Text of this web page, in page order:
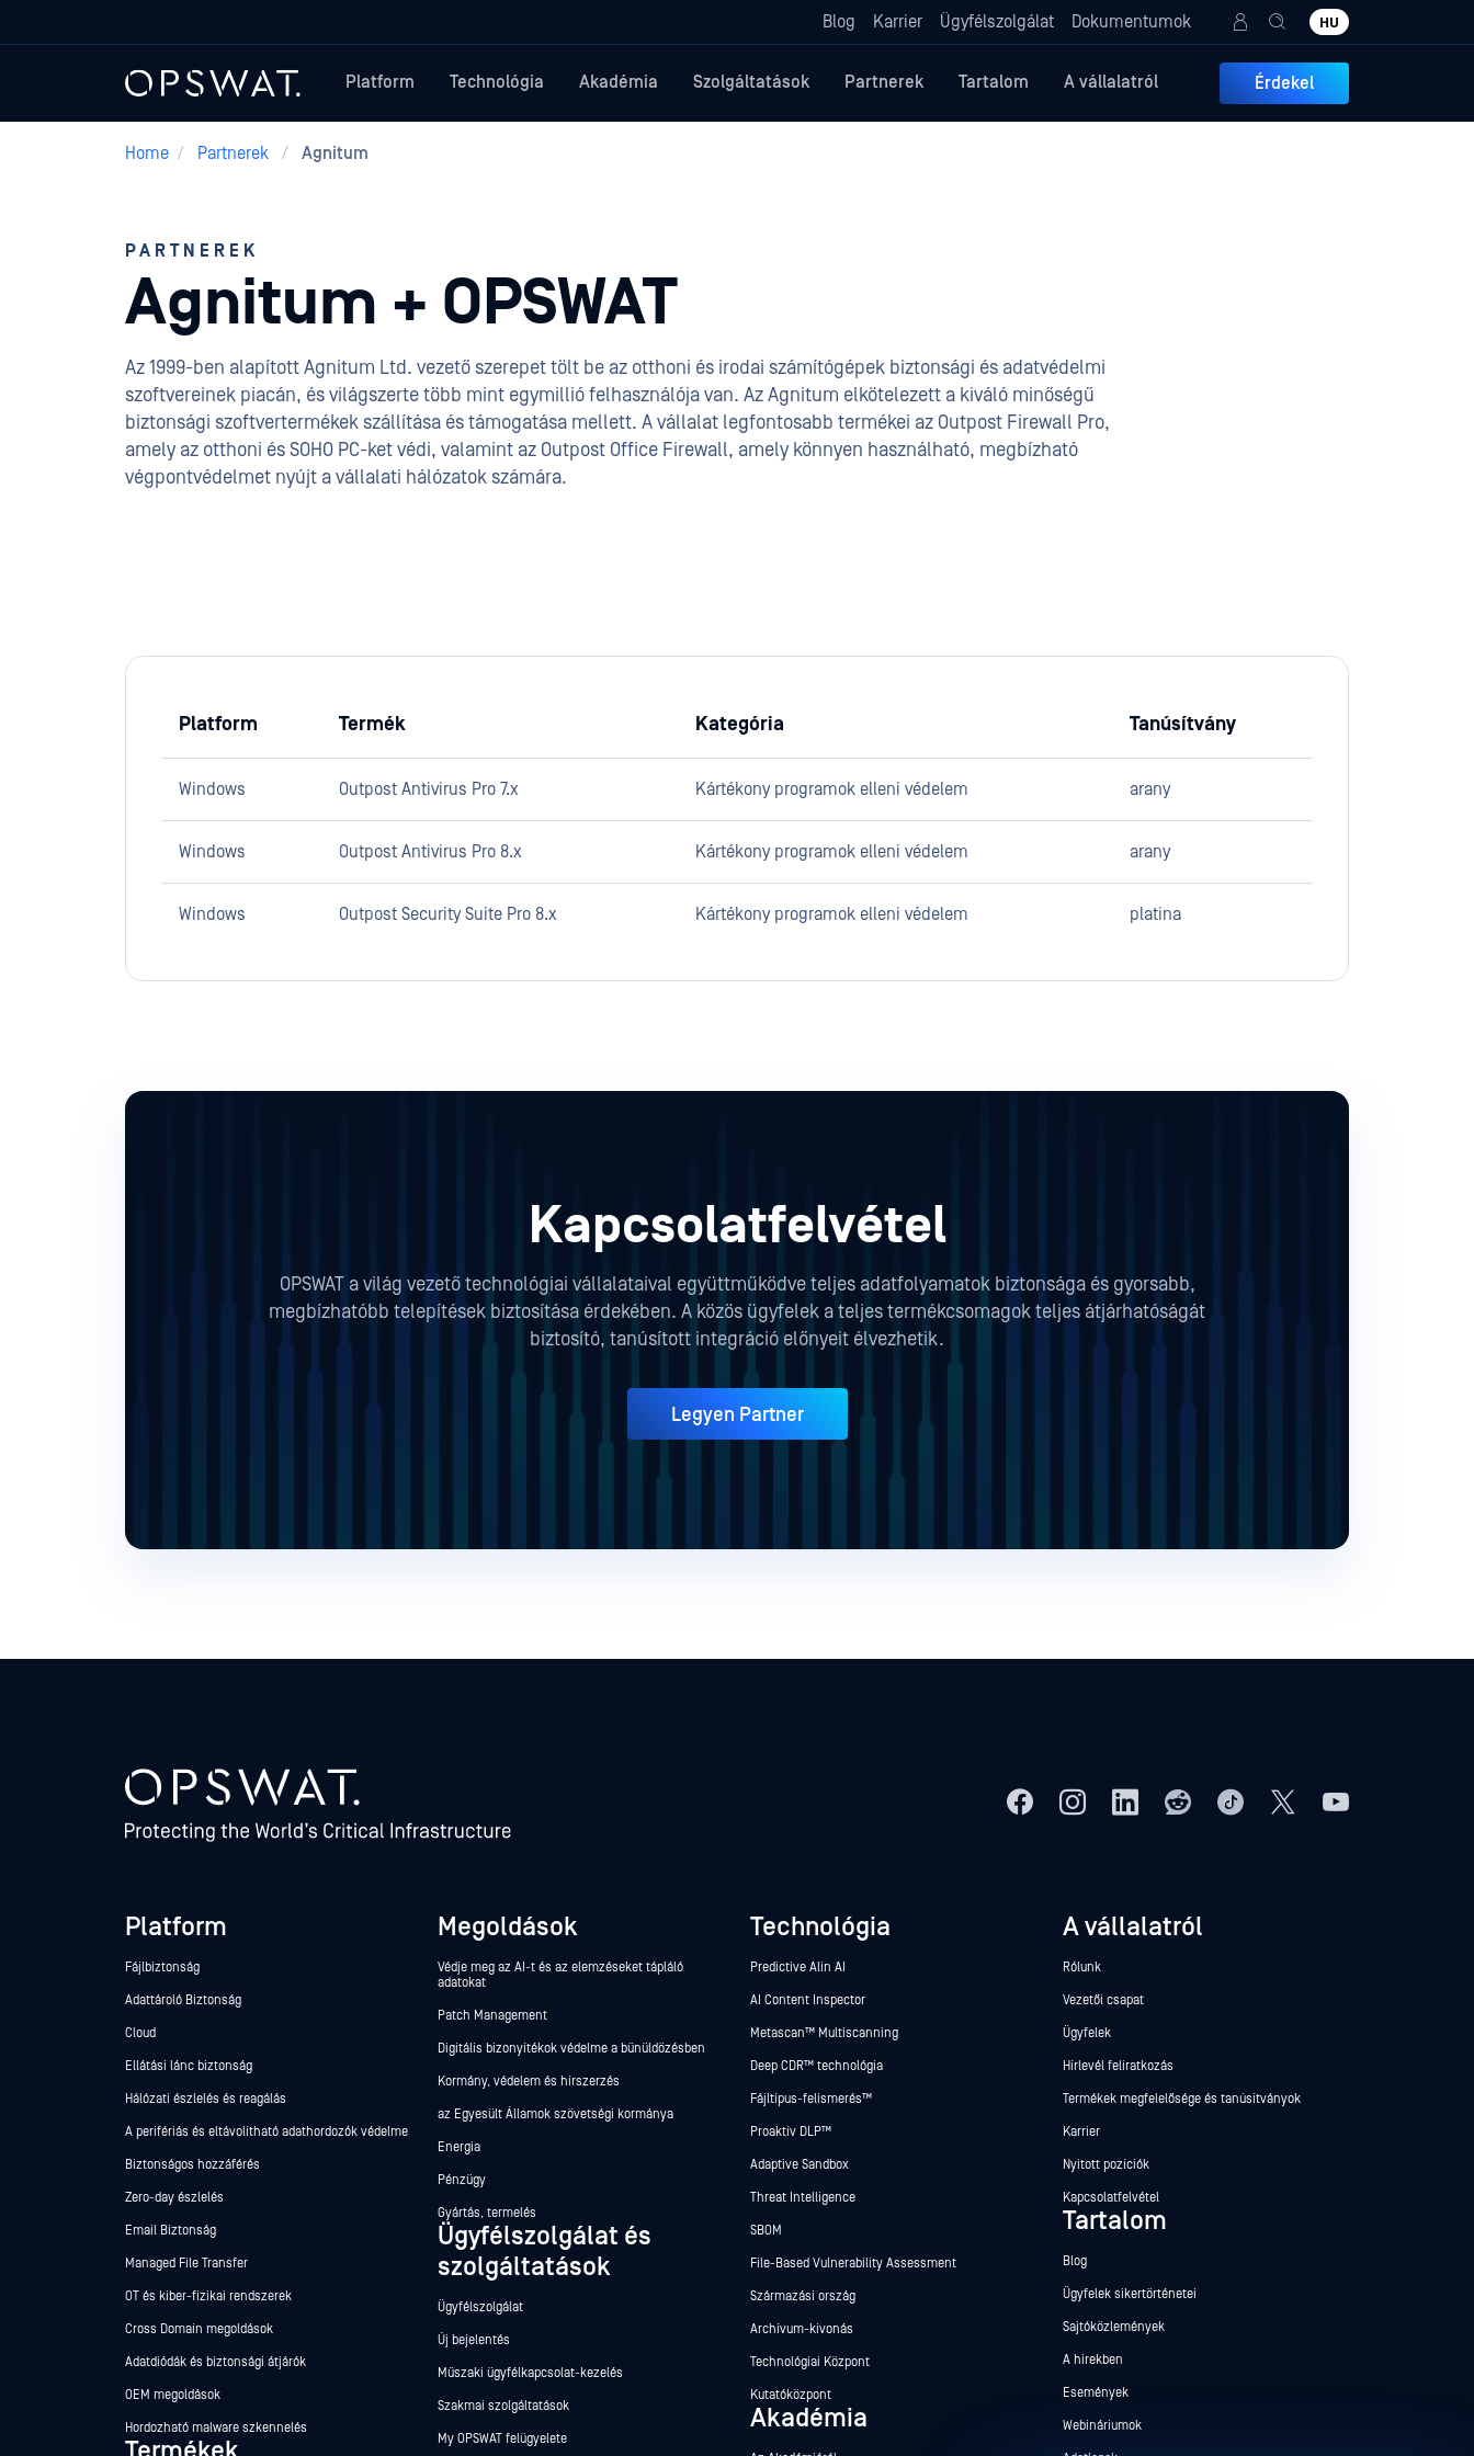
Blog Karrier Ügyfélszolgálat Dokumentumok HU
Platform Technológia Akadémia Szolgáltatások Partnerek Tartalom A vállalatról Érdekel
Home / Partnerek / Agnitum
PARTNEREK
Agnitum + OPSWAT
Az 1999-ben alapított Agnitum Ltd. vezető szerepet tölt be az otthoni és irodai számítógépek biztonsági és adatvédelmi
szoftvereinek piacán, és világszerte több mint egymillió felhasználója van. Az Agnitum elkötelezett a kiváló minőségű
biztonsági szoftvertermékek szállítása és támogatása mellett. A vállalat legfontosabb termékei az Outpost Firewall Pro,
amely az otthoni és SOHO PC-ket védi, valamint az Outpost Office Firewall, amely könnyen használható, megbízható
végpontvédelmet nyújt a vállalati hálózatok számára.
Platform Termék Kategória Tanúsítvány
Windows Outpost Antivirus Pro 7.x Kártékony programok elleni védelem arany
Windows Outpost Antivirus Pro 8.x Kártékony programok elleni védelem arany
Windows Outpost Security Suite Pro 8.x Kártékony programok elleni védelem platina
Kapcsolatfelvétel
OPSWAT a világ vezető technológiai vállalataival együttműködve teljes adatfolyamatok biztonsága és gyorsabb,
megbízhatóbb telepítések biztosítása érdekében. A közös ügyfelek a teljes termékcsomagok teljes átjárhatóságát
biztosító, tanúsított integráció előnyeit élvezhetik.
Legyen Partner
Platform
Fájlbiztonság
Adattároló Biztonság
Cloud
Ellátási lánc biztonság
Hálózati észlelés és reagálás
A perifériás és eltávolítható adathordozók védelme
Biztonságos hozzáférés
Zero-day észlelés
Email Biztonság
Managed File Transfer
OT és kiber-fizikai rendszerek
Cross Domain megoldások
Adatdiódák és biztonsági átjárók
OEM megoldások
Hordozható malware szkennelés
Megoldások
Védje meg az AI-t és az elemzéseket tápláló
adatokat
Patch Management
Digitális bizonyítékok védelme a bűnüldözésben
Kormány, védelem és hírszerzés
az Egyesült Államok szövetségi kormánya
Energia
Pénzügy
Gyártás, termelés
Ügyfélszolgálat és
szolgáltatások
Ügyfélszolgálat
Új bejelentés
Műszaki ügyfélkapcsolat-kezelés
Szakmai szolgáltatások
My OPSWAT felügyelete
Technológia
Predictive Alin AI
AI Content Inspector
Metascan™ Multiscanning
Deep CDR™ technológia
Fájltípus-felismerés™
Proaktív DLP™
Adaptive Sandbox
Threat Intelligence
SBOM
File-Based Vulnerability Assessment
Származási ország
Archívum-kivonás
Technológiai Központ
Kutatóközpont
Akadémia
A vállalatról
Rólunk
Vezetői csapat
Ügyfelek
Hírlevél feliratkozás
Termékek megfelelősége és tanúsítványok
Karrier
Nyitott pozíciók
Kapcsolatfelvétel
Tartalom
Blog
Ügyfelek sikertörténetei
Sajtóközlemények
A hírekben
Események
Webináriumok